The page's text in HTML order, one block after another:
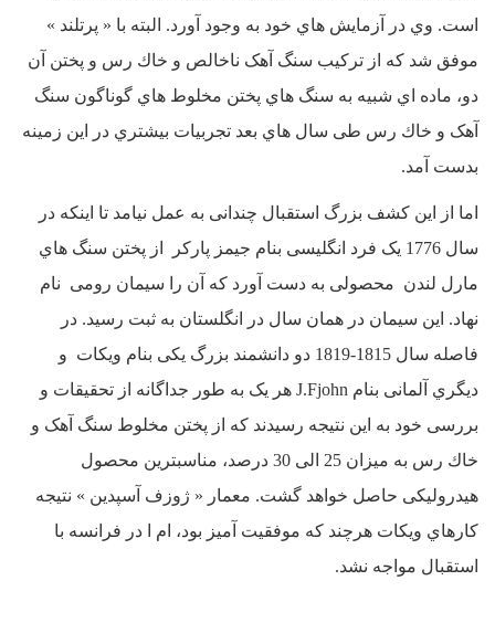
است. وي در آزمایش هاي خود به وجود آورد. البته با « پرتلند »
موفق شد که از ترکیب سنگ آهک ناخالص و خاك رس و پختن آن
دو، ماده اي شبیه به سنگ هاي پختن مخلوط هاي گوناگون سنگ
آهک و خاك رس طی سال هاي بعد تجربیات بیشتري در این زمینه
بدست آمد.
اما از این کشف بزرگ استقبال چندانی به عمل نیامد تا اینکه در
سال 1776 یک فرد انگلیسی بنام جیمز پارکر از پختن سنگ هاي
مارل لندن محصولی به دست آورد که آن را سیمان رومی نام
نهاد. این سیمان در همان سال در انگلستان به ثبت رسید. در
فاصله سال 1815-1819 دو دانشمند بزرگ یکی بنام ویکات و
دیگري آلمانی بنام J.Fjohn هر یک به طور جداگانه از تحقیقات و
بررسی خود به این نتیجه رسیدند که از پختن مخلوط سنگ آهک و
خاك رس به میزان 25 الی 30 درصد، مناسبترین محصول
هیدرولیکی حاصل خواهد گشت. معمار « ژوزف آسپدین » نتیجه
کارهاي ویکات هرچند که موفقیت آمیز بود، ام ا در فرانسه با
استقبال مواجه نشد.